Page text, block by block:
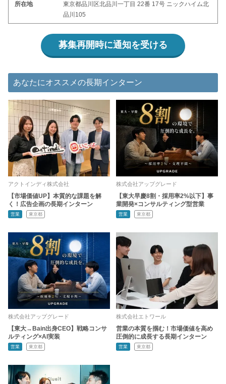
所在地
東京都品川区北品川一丁目 22番 17号 ニックハイム北
品川105
募集再開時に通知を受ける
あなたにオススメの長期インターン
アクトインディ株式会社
【市場価値UP】本質的な課題を解
く！広告企画の長期インターン
営業 東京都
株式会社アップグレード
【東大早慶8割・採用率2%以下】事
業開発×コンサルティング型営業
営業 東京都
株式会社アップグレード
【東大→Bain出身CEO】戦略コンサ
ルティング×AI実装
営業 東京都
株式会社エトワール
営業の本質を掴む！市場価値を高め
圧倒的に成長する長期インターン
営業 東京都